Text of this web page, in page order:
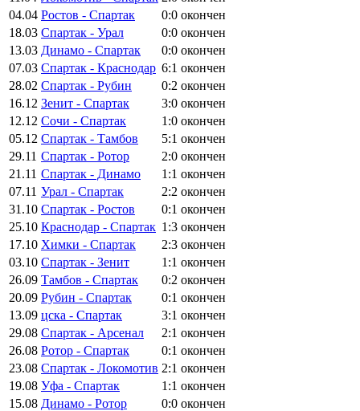
04.04 Ростов - Спартак 0:0 окончен
18.03 Спартак - Урал 0:0 окончен
13.03 Динамо - Спартак 0:0 окончен
07.03 Спартак - Краснодар 6:1 окончен
28.02 Спартак - Рубин 0:2 окончен
16.12 Зенит - Спартак 3:0 окончен
12.12 Сочи - Спартак 1:0 окончен
05.12 Спартак - Тамбов 5:1 окончен
29.11 Спартак - Ротор 2:0 окончен
21.11 Спартак - Динамо 1:1 окончен
07.11 Урал - Спартак 2:2 окончен
31.10 Спартак - Ростов 0:1 окончен
25.10 Краснодар - Спартак 1:3 окончен
17.10 Химки - Спартак 2:3 окончен
03.10 Спартак - Зенит 1:1 окончен
26.09 Тамбов - Спартак 0:2 окончен
20.09 Рубин - Спартак 0:1 окончен
13.09 цска - Спартак 3:1 окончен
29.08 Спартак - Арсенал 2:1 окончен
26.08 Ротор - Спартак 0:1 окончен
23.08 Спартак - Локомотив 2:1 окончен
19.08 Уфа - Спартак 1:1 окончен
15.08 Динамо - Ротор 0:0 окончен